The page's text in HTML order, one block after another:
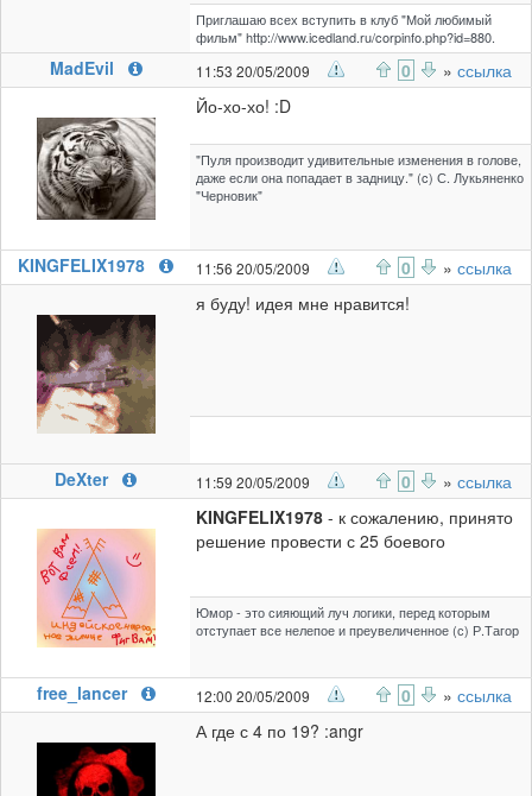
Приглашаю всех вступить в клуб "Мой любимый
фильм" http://www.icedland.ru/corpinfo.php?id=880.
MadEvil 11:53 20/05/2009 0 » ссылка
Йо-хо-хо! :D
"Пуля производит удивительные изменения в голове,
даже если она попадает в задницу." (c) С. Лукьяненко
"Черновик"
KINGFELIX1978 11:56 20/05/2009 0 » ссылка
я буду! идея мне нравится!
DeXter 11:59 20/05/2009 0 » ссылка
KINGFELIX1978 - к сожалению, принято
решение провести с 25 боевого
Юмор - это сияющий луч логики, перед которым
отступает все нелепое и преувеличенное (с) Р.Тагор
free_lancer 12:00 20/05/2009 0 » ссылка
А где с 4 по 19? :angr